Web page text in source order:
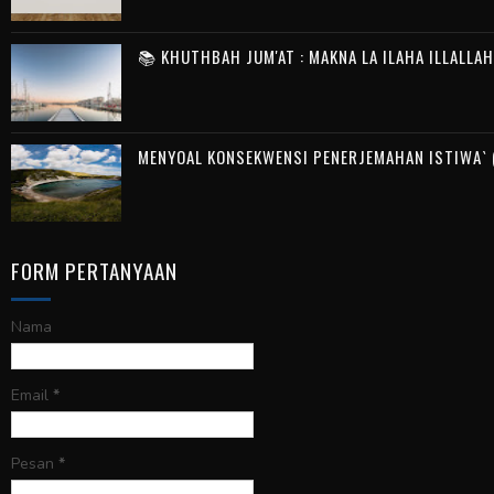
📚 KHUTHBAH JUM'AT : MAKNA LA ILAHA
MENYOAL KONSEKWENSI PENERJEMAHAN
FORM PERTANYAAN
Nama
Email *
Pesan *